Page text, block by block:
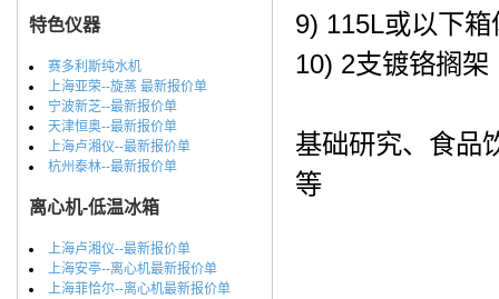
特色仪器
赛多利斯纯水机
上海亚荣--旋蒸 最新报价单
宁波新芝--最新报价单
天津恒奥--最新报价单
上海卢湘仪--最新报价单
杭州泰林--最新报价单
离心机-低温冰箱
上海卢湘仪--最新报价单
上海安亭--离心机最新报价单
上海菲恰尔--离心机最新报价单
9) 115L或以下
10) 2支镀铬搁架
基础研究、食品
等